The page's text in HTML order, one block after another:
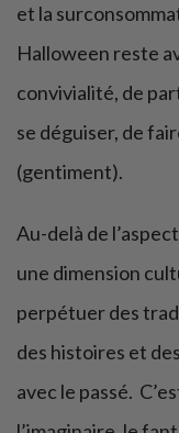
et la
Halloween reste
convivialité, de
se déguiser, de
(gentiment).
Au-delà de
une dimension
perpétuer des
des histoires et
avec le passé.